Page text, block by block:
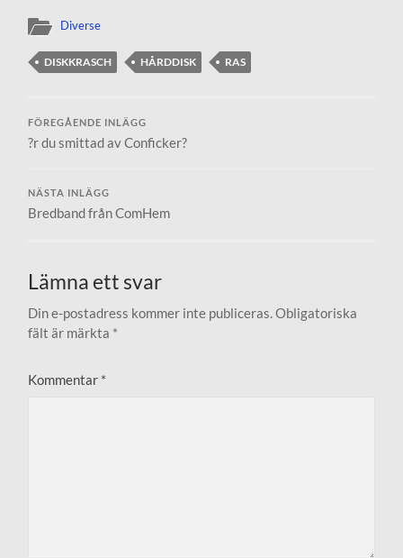
Diverse
DISKKRASCH HÅRDDISK RAS
FÖREGÅENDE INLÄGG
?r du smittad av Conficker?
NÄSTA INLÄGG
Bredband från ComHem
Lämna ett svar
Din e-postadress kommer inte publiceras. Obligatoriska
fält är märkta *
Kommentar *